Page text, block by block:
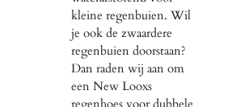
kleine regenbuien. Wil
je ook de zwaardere
regenbuien doorstaan?
Dan raden wij aan om
een New Looxs